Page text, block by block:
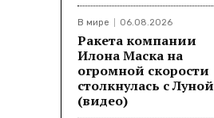
В мире 06.08.2026
Ракета компании
Илона Маска на
огромной скорости
столкнулась с Луной
(видео)